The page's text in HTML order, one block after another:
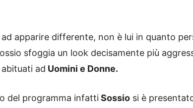
apparire differente, non è lui in quanto
sfoggia un look decisamente più
ad Uomini e Donne.
del programma infattiSossio si è